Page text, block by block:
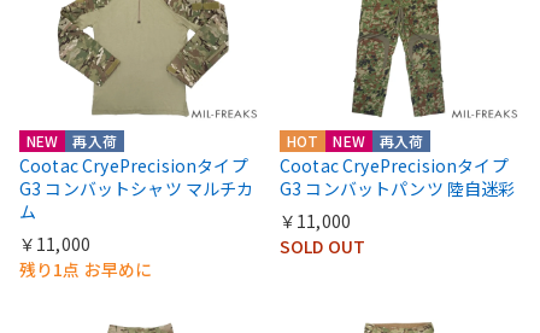
NEW 再入荷
Cootac CryePrecisionタイプ
G3 コンバットシャツ マルチカ
ム
￥11,000
残り1点 お早めに
HOT NEW 再入荷
Cootac CryePrecisionタイプ
G3 コンバットパンツ 陸自迷彩
￥11,000
SOLD OUT